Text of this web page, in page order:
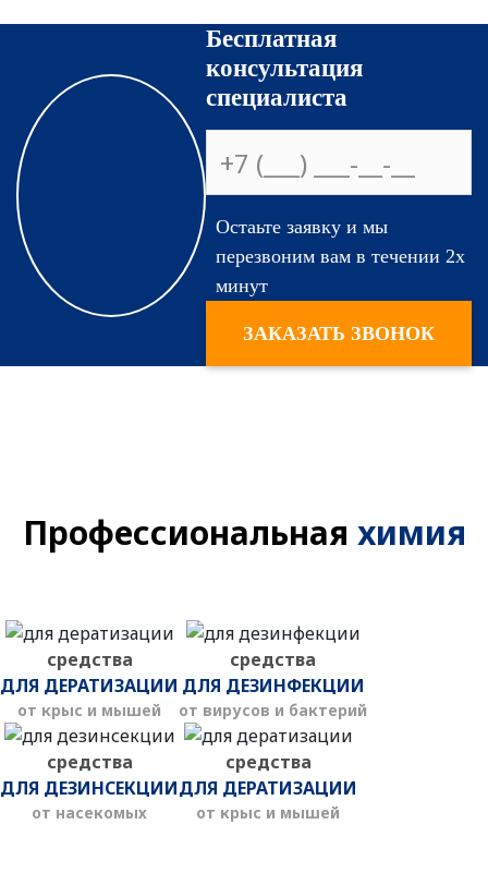
Какие средства
используются для
уничтожения
насекомых?
На сколько
эффективны
применяемые
средства?
Бесплатная
консультация
специалиста
Остаьте заявку и мы
перезвоним вам в течении 2х
минут
ЗАКАЗАТЬ ЗВОНОК
Профессиональная химия
средства
ДЛЯ ДЕРАТИЗАЦИИ
от крыс и мышей
средства
ДЛЯ ДЕЗИНФЕКЦИИ
от вирусов и бактерий
средства
ДЛЯ ДЕЗИНСЕКЦИИ
от насекомых
средства
ДЛЯ ДЕРАТИЗАЦИИ
от крыс и мышей